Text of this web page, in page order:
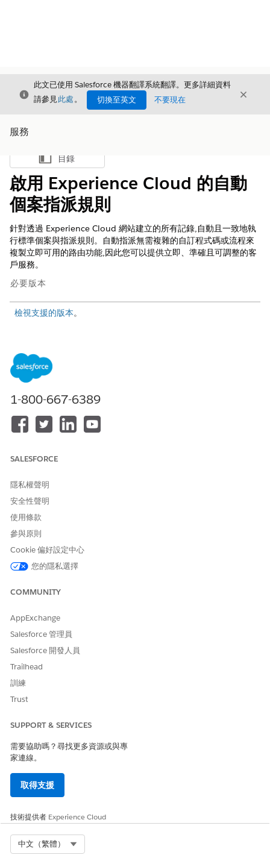
結束
此文已使用 Salesforce 機器翻譯系統翻譯。更多詳細資料
請參見此處。 切換至英文 不要現在 結束
服務
顯示目錄
目錄
啟用 Experience Cloud 的自動
個案指派規則
針對透過 Experience Cloud 網站建立的所有記錄,自動且一致地執
行標準個案與指派規則。自動指派無需複雜的自訂程式碼或流程來
複製立即可用的路由功能,因此您可以提供立即、準確且可調整的客
戶服務。
必要版本
檢視支援的版本。
選取「將個案指派規則套用至透過社群入口網頁
取方塊。
啟用偏好設定後,標準個案指派規則會針對 Experience Cloud 網站
成員和來賓使用者透過 Experience Cloud 元件建立的個案自動執
行。此功能不適用於「大量客戶入口網頁」授權。這些規則的執行
功能與透過「電子郵件轉個案」、「線上個案」或標準 Salesforce
UI 建立的個案功能相同。
在 Experience Cloud 中疑難排解個案指派
驗證組織偏好設定狀態
動指派個案的組織偏好設定。如果停用此偏好設定,則個案會略
過標準路由邏輯。
檢查規則應用程式的一致性
功能與標準方法 (例如「電子郵件轉個案」或標準 Salesforce
定義的特定規則條件。
流程。逐步淘汰這些因應措施,以避免與新標準行為產生衝突。
檢閱個案來源:確認個案是透過 Experience Cloud 元件或連絡
表單建立。自動觸發特別針對這些平台變更進行實作。
成功實作可減少來自您 Experience Cloud 網站之個案的第一個工
作人員指派時間。
此文章是否解決您的問題？
請讓我們知道，以便我們改進！
1-800-667-6389
SALESFORCE
隱私權聲明
安全性聲明
使用條款
參與原則
Cookie 偏好設定中心
您的隱私選擇
COMMUNITY
AppExchange
Salesforce 管理員
Salesforce 開發人員
Trailhead
訓練
Trust
SUPPORT & SERVICES
需要協助嗎？尋找更多資源或與專
家連線。
取得支援
技術提供者 Experience Cloud
中文（繁體）